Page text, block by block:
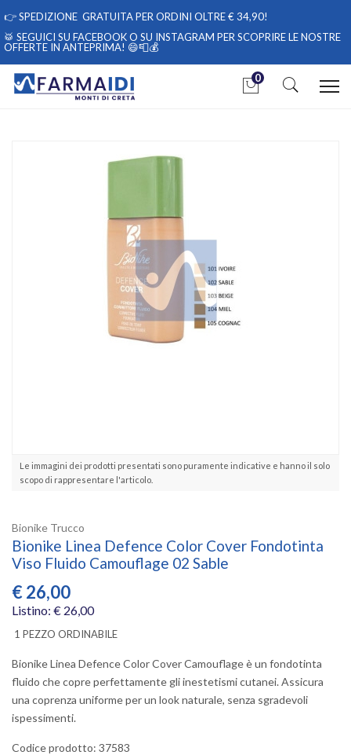
👉SPEDIZIONE GRATUITA PER ORDINI OLTRE € 34,90!
🥁 SEGUICI SU FACEBOOKO SU INSTAGRAM PER SCOPRIRE LE NOSTRE
OFFERTE IN ANTEPRIMA! 😄📮💰
0
Bionike Linea Defence Color Cover Fondotinta Viso Fluido
Le immagini dei prodotti presentati sono puramente indicative e hanno il solo
scopo di rappresentare l'articolo.
Bionike Trucco
Bionike Linea Defence Color Cover Fondotinta
Viso Fluido Camouflage 02 Sable
€26,00
Listino: € 26,00
1 PEZZO ORDINABILE
Bionike Linea Defence Color Cover Camouflage è un fondotinta
fluido che copre perfettamente gli inestetismi cutanei. Assicura
una coprenza uniforme per un look naturale, senza sgradevoli
ispessimenti.
Codice prodotto: 37583